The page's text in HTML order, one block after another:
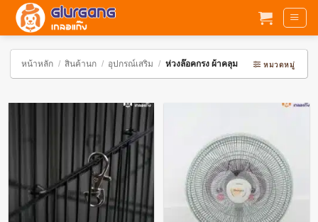
ข้าม
หน้าหลัก / สินค้านก / อุปกรณ์เสริม / ห่วงล๊อคกรง ผ้าคลุม หมวดหมู่